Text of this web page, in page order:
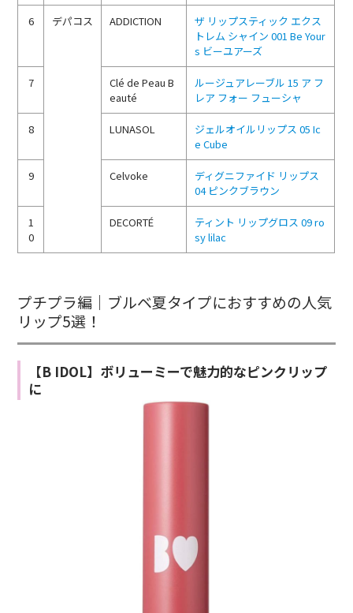
6 デパコス ADDICTION
ザ リップスティック エクス
トレム シャイン 001 Be Your
s ビーユアーズ
7
Clé de Peau B
eauté
ルージュアレーブル 15 ア フ
レア フォー フューシャ
8 LUNASOL
ジェルオイルリップス 05 Ic
e Cube
9 Celvoke
ディグニファイド リップス
04 ピンクブラウン
1
0
DECORTÉ
ティント リップグロス 09 ro
sy lilac
プチプラ編｜ブルベ夏タイプにおすすめの人気
リップ5選！
【B IDOL】ボリューミーで魅力的なピンクリップ
に